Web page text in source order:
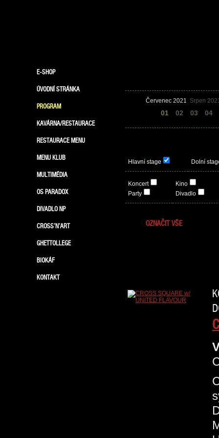
E-SHOP
ÚVODNÍ STRÁNKA
PROGRAM
KAVÁRNA/RESTAURACE
RESTAURACE MENU
MENU KLUB
MULTIMÉDIA
OS PARADOX
DIVADLO NP
CROSS’N’ART
GHETTOLLEGE
BIOKÁF
KONTAKT
Červenec 2021
01 02
Srpen
03 04
Hlavní stage Dolní
Koncert
Party
Kino
Divadlo
OZNAČIT VŠE